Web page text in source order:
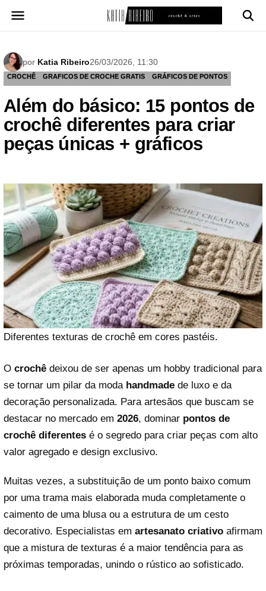
para
por Katia Ribeiro26/03/2026, 11:30
CROCHÊ GRAFICOS DE CROCHE GRATIS GRÁFICOS DE PONTOS
Além do básico: 15 pontos de
crochê diferentes para criar
peças únicas + gráficos
Diferentes texturas de crochê em cores pastéis.
O crochê deixou de ser apenas um hobby tradicional para
se tornar um pilar da moda handmade de luxo e da
decoração personalizada. Para artesãos que buscam se
destacar no mercado em 2026, dominar pontos de
crochê diferentes é o segredo para criar peças com alto
valor agregado e design exclusivo.
Muitas vezes, a substituição de um ponto baixo comum
por uma trama mais elaborada muda completamente o
caimento de uma blusa ou a estrutura de um cesto
decorativo. Especialistas em artesanato criativo afirmam
que a mistura de texturas é a maior tendência para as
próximas temporadas, unindo o rústico ao sofisticado.